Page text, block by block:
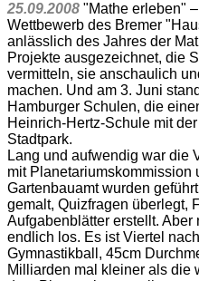
25.09.2008 "Mathe erleben"
Wettbewerb des Bremer
anlässlich des Jahres der
Projekte ausgezeichnet, die
vermitteln, sie anschaulich
machen. Und am 3. Juni
Hamburger Schulen, die
Heinrich-Hertz-Schule mit
Stadtpark.
Lang und aufwendig war die
mit Planetariumskommission
Gartenbauamt wurden
gemalt, Quizfragen überlegt,
Aufgabenblätter erstellt.
endlich los. Es ist Viertel
Gymnastikball, 45cm
Milliarden mal kleiner als die